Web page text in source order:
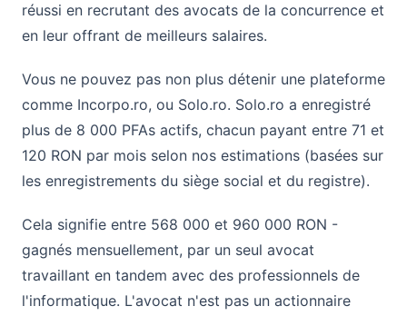
réussi en recrutant des avocats de la concurrence et
en leur offrant de meilleurs salaires.
Vous ne pouvez pas non plus détenir une plateforme
comme Incorpo.ro, ou Solo.ro. Solo.ro a enregistré
plus de 8 000 PFAs actifs, chacun payant entre 71 et
120 RON par mois selon nos estimations (basées sur
les enregistrements du siège social et du registre).
Cela signifie entre 568 000 et 960 000 RON -
gagnés mensuellement, par un seul avocat
travaillant en tandem avec des professionnels de
l'informatique. L'avocat n'est pas un actionnaire